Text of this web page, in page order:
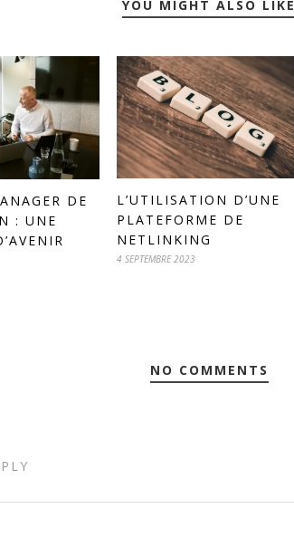
YOU MIGHT ALSO LIKE
DE
: UNE
L’UTILISATION D’UNE
PLATEFORME DE
NETLINKING
4 SEPTEMBRE 2023
NO COMMENTS